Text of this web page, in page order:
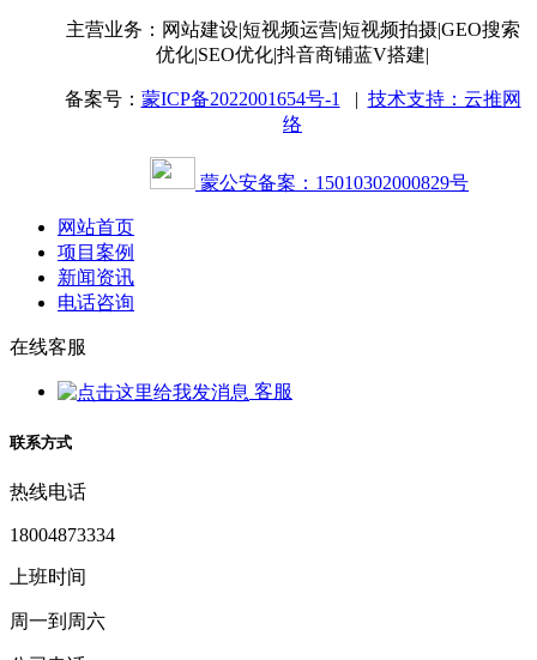
主营业务：网站建设|短视频运营|短视频拍摄|GEO搜索
优化|SEO优化|抖音商铺蓝V搭建|
备案号： 蒙ICP备2022001654号-1 | 技术支持：云推网
络
蒙公安备案：15010302000829号
网站首页
项目案例
新闻资讯
电话咨询
在线客服
客服
联系方式
热线电话
18004873334
上班时间
周一到周六